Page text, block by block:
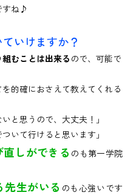
すね♪
いけますか？
むことは出来る ので、可能で
的確におさえて教えてくれる
と思うので、大丈夫！」
いて行けると思います」
しができる のも第一学院
生がいる のも心強いです